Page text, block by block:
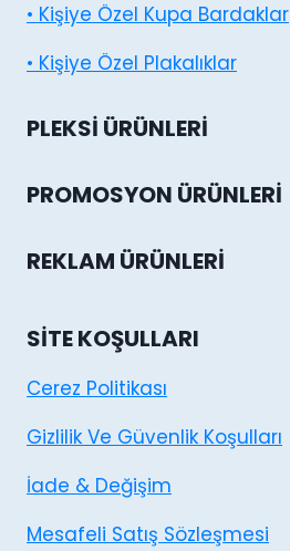
• Kişiye Özel Kupa Bardaklar
• Kişiye Özel Plakalıklar
PLEKSI ÜRÜNLERI
PROMOSYON ÜRÜNLERI
REKLAM ÜRÜNLERI
SITE KOŞULLARI
Cerez Politikası
Gizlilik Ve Güvenlik Koşulları
İade & Değişim
Mesafeli Satış Sözleşmesi